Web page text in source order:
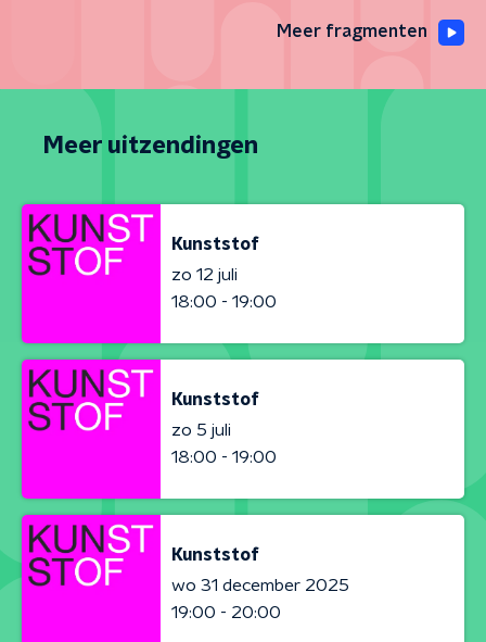
Meer fragmenten
Meer uitzendingen
Kunststof
zo 12 juli
18:00 - 19:00
Kunststof
zo 5 juli
18:00 - 19:00
Kunststof
wo 31 december 2025
19:00 - 20:00